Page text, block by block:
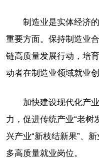
制造业是实体经济
重要方面。保持制造业
链高质量发展行动，培
动者在制造业领域就业创
加快建设现代化产
力，促进传统产业“老树
兴产业“新枝结新果”、
多高质量就业岗位。